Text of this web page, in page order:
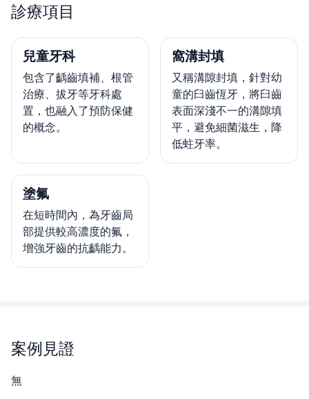
診療項目
兒童牙科
包含了齲齒填補、根管
治療、拔牙等牙科處
置，也融入了預防保健
的概念。
窩溝封填
又稱溝隙封填，針對幼
童的臼齒恆牙，將臼齒
表面深淺不一的溝隙填
平，避免細菌滋生，降
低蛀牙率。
塗氟
在短時間內，為牙齒局
部提供較高濃度的氟，
增強牙齒的抗齲能力。
案例見證
無